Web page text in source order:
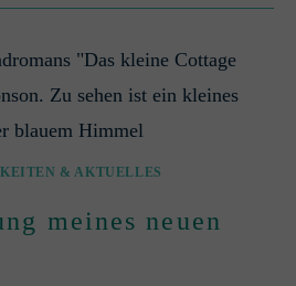
& AKTUELLES
meines neuen